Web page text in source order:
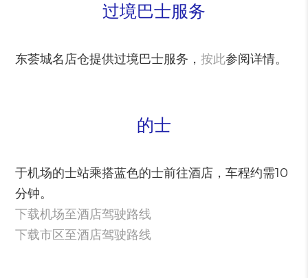
过境巴士服务
东荟城名店仓提供过境巴士服务，按此参阅详情。
的士
于机场的士站乘搭蓝色的士前往酒店，车程约需10
分钟。
下载机场至酒店驾驶路线
下载市区至酒店驾驶路线